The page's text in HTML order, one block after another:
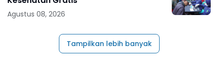
Agustus 08, 2026
Tampilkan lebih banyak